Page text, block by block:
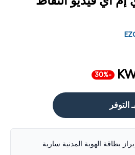
-30%
التوفر
بطاقة الهوية المدنية سارية